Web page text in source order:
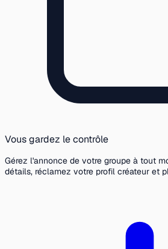
Vous gardez le contrôle
Gérez l'annonce de votre groupe à tout
détails, réclamez votre profil créateur et